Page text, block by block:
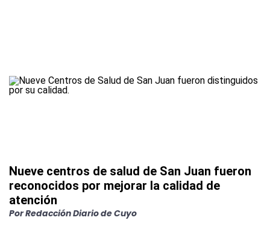
Nueve centros de salud de San Juan fueron
reconocidos por mejorar la calidad de
atención
PorRedacción Diario de Cuyo